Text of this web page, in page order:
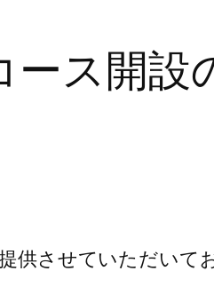
ース開設
供させていただい